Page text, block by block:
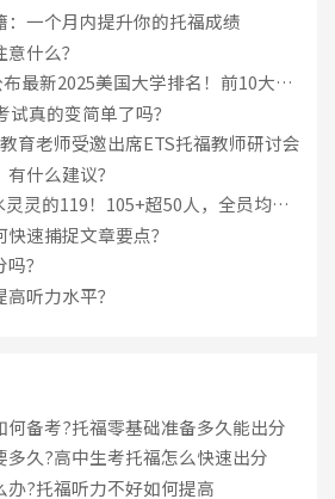
：一个月内提升你的托福成绩
什么？
最新2025美国大学排名！前10大洗
！真的变简单了吗？
育老师受邀出席ETS托福教师研讨会
什么建议？
灵的119！105+超50人，全员均分
速捕捉文章要点？
？
听力水平？
备考?托福零基础准备多久能出分
多久?高中生考托福怎么快速出分
办?托福听力不好如何提高